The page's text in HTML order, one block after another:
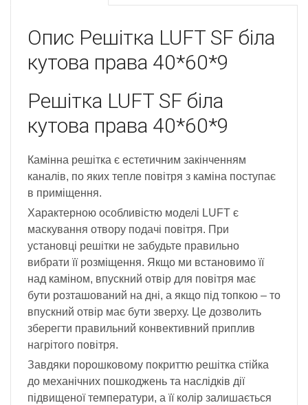
Опис Решітка LUFT SF біла
кутова права 40*60*9
Решітка LUFT SF біла
кутова права 40*60*9
Камінна решітка є естетичним закінченням
каналів, по яких тепле повітря з каміна поступає
в приміщення.
Характерною особливістю моделі LUFT є
маскування отвору подачі повітря. При
установці решітки не забудьте правильно
вибрати її розміщення. Якщо ми встановимо її
над каміном, впускний отвір для повітря має
бути розташований на дні, а якщо під топкою – то
впускний отвір має бути зверху. Це дозволить
зберегти правильний конвективний приплив
нагрітого повітря.
Завдяки порошковому покриттю решітка стійка
до механічних пошкоджень та наслідків дії
підвищеної температури, а її колір залишається